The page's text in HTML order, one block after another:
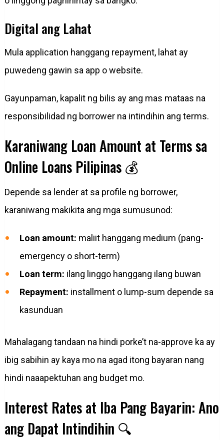
Digital ang Lahat
Mula application hanggang repayment, lahat ay
puwedeng gawin sa app o website.
Gayunpaman, kapalit ng bilis ay ang mas mataas na
responsibilidad ng borrower na intindihin ang terms.
Karaniwang Loan Amount at Terms sa
Online Loans Pilipinas 💰
Depende sa lender at sa profile ng borrower,
karaniwang makikita ang mga sumusunod:
Loan amount: maliit hanggang medium (pang-
emergency o short-term)
Loan term: ilang linggo hanggang ilang buwan
Repayment: installment o lump-sum depende sa
kasunduan
Mahalagang tandaan na hindi porke’t na-approve ka ay
ibig sabihin ay kaya mo na agad itong bayaran nang
hindi naaapektuhan ang budget mo.
Interest Rates at Iba Pang Bayarin: Ano
ang Dapat Intindihin 🔍